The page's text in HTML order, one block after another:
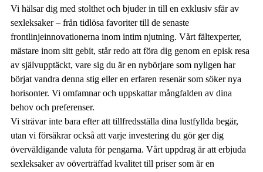
Vi hälsar dig med stolthet och bjuder in till en exklusiv sfär av
sexleksaker – från tidlösa favoriter till de senaste
frontlinjeinnovationerna inom intim njutning. Vårt fältexperter,
mästare inom sitt gebit, står redo att föra dig genom en episk resa
av självupptäckt, vare sig du är en nybörjare som nyligen har
börjat vandra denna stig eller en erfaren resenär som söker nya
horisonter. Vi omfamnar och uppskattar mångfalden av dina
behov och preferenser.
Vi strävar inte bara efter att tillfredsställa dina lustfyllda begär,
utan vi försäkrar också att varje investering du gör ger dig
överväldigande valuta för pengarna. Vårt uppdrag är att erbjuda
sexleksaker av oöverträffad kvalitet till priser som är en